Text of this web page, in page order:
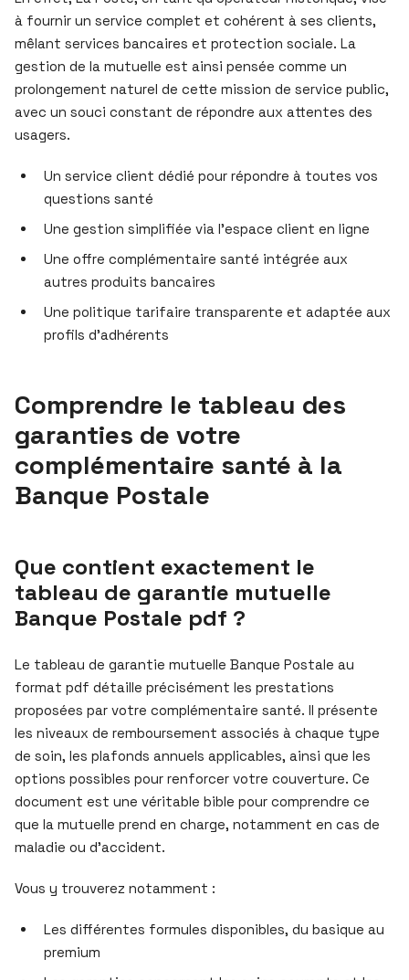
à fournir un service complet et cohérent à ses clients,
mêlant services bancaires et protection sociale. La
gestion de la mutuelle est ainsi pensée comme un
prolongement naturel de cette mission de service public,
avec un souci constant de répondre aux attentes des
usagers.
Un service client dédié pour répondre à toutes vos
questions santé
Une gestion simplifiée via l’espace client en ligne
Une offre complémentaire santé intégrée aux
autres produits bancaires
Une politique tarifaire transparente et adaptée aux
profils d’adhérents
Comprendre le tableau des
garanties de votre
complémentaire santé à la
Banque Postale
Que contient exactement le
tableau de garantie mutuelle
Banque Postale pdf ?
Le tableau de garantie mutuelle Banque Postale au
format pdf détaille précisément les prestations
proposées par votre complémentaire santé. Il présente
les niveaux de remboursement associés à chaque type
de soin, les plafonds annuels applicables, ainsi que les
options possibles pour renforcer votre couverture. Ce
document est une véritable bible pour comprendre ce
que la mutuelle prend en charge, notamment en cas de
maladie ou d’accident.
Vous y trouverez notamment :
Les différentes formules disponibles, du basique au
premium